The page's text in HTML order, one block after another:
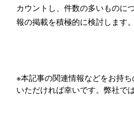
カウントし、件数の多いものに
報の掲載を積極的に検討します。
※本記事の関連情報などをお持
いただければ幸いです。弊社で